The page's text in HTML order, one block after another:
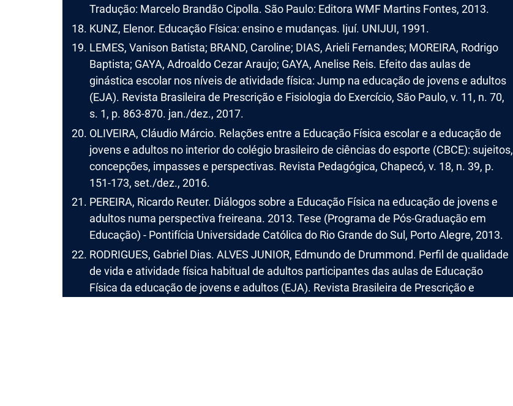
Tradução: Marcelo Brandão Cipolla. São Paulo: Editora WMF Martins Fontes, 2013.
KUNZ, Elenor. Educação Física: ensino e mudanças. Ijuí. UNIJUI, 1991.
LEMES, Vanison Batista; BRAND, Caroline; DIAS, Arieli Fernandes; MOREIRA, Rodrigo
Baptista; GAYA, Adroaldo Cezar Araujo; GAYA, Anelise Reis. Efeito das aulas de
ginástica escolar nos níveis de atividade física: Jump na educação de jovens e adultos
(EJA). Revista Brasileira de Prescrição e Fisiologia do Exercício, São Paulo, v. 11, n. 70,
s. 1, p. 863-870. jan./dez., 2017.
OLIVEIRA, Cláudio Márcio. Relações entre a Educação Física escolar e a educação de
jovens e adultos no interior do colégio brasileiro de ciências do esporte (CBCE): sujeitos,
concepções, impasses e perspectivas. Revista Pedagógica, Chapecó, v. 18, n. 39, p.
151-173, set./dez., 2016.
PEREIRA, Ricardo Reuter. Diálogos sobre a Educação Física na educação de jovens e
adultos numa perspectiva freireana. 2013. Tese (Programa de Pós-Graduação em
Educação) - Pontifícia Universidade Católica do Rio Grande do Sul, Porto Alegre, 2013.
RODRIGUES, Gabriel Dias. ALVES JUNIOR, Edmundo de Drummond. Perfil de qualidade
de vida e atividade física habitual de adultos participantes das aulas de Educação
Física da educação de jovens e adultos (EJA). Revista Brasileira de Prescrição e